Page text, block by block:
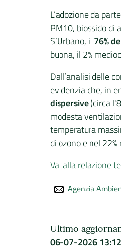
L’adozione da
PM10, biossido di
S’Urbano, il 76%
buona, il 2%
Dall’analisi delle
evidenzia che, in
dispersive(circa
modesta
temperatura
di ozono e nel
Vai alla relazione
Agenzia
Ultimo
06-07-2026 13:12